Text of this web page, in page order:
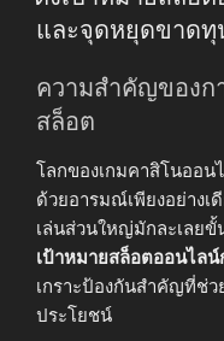
และจุดหยุดขาดทุ
ความสำคัญของก
สล็อต
โลกของเกมคาสิโนออ
ด้วยอารมณ์เพียงอย่าง
เล่นส่วนใหญ่มักละเลยขั้
เป้าหมายสล็อตออนไล
เกราะป้องกันสำคัญที่ช่
ประโยชน์